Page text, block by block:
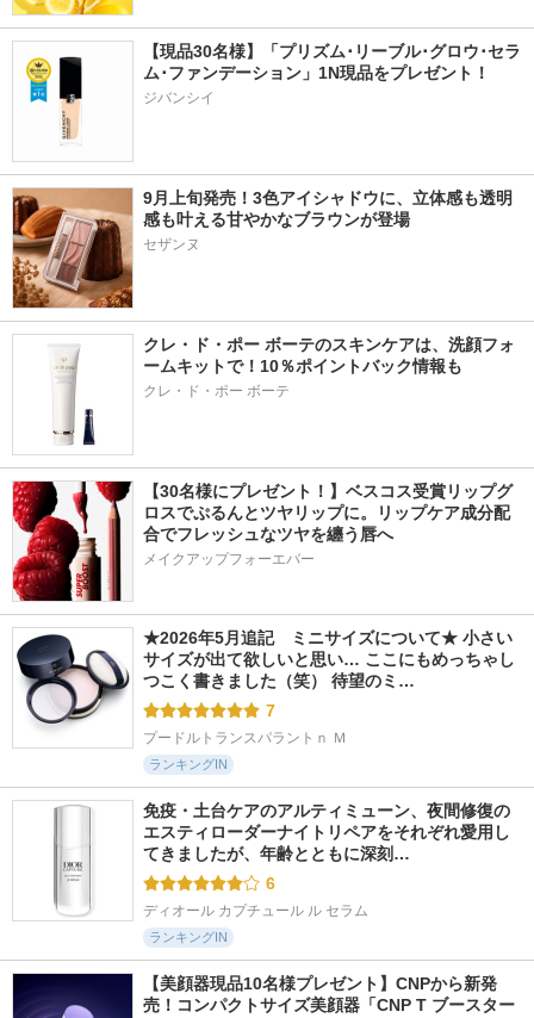
【現品30名様】「プリズム･リーブル･グロウ･セラ
ジバンシイ
9月上旬発売！3色アイシャドウに、立体感も透明
感も叶える甘やかなブラウンが登場
クレ・ド・ポー ボーテのスキンケアは、洗顔フォ
ームキットで！10％ポイントバック情報も
クレ・ド・ポー ボーテ
【30名様にプレゼント！】ベスコス受賞リップグ
ロスでぷるんとツヤリップに。リップケア成分配
合でフレッシュなツヤを纏う唇へ
メイクアップフォーエバー
★2026年5月追記　ミニサイズについて★ 小さい
サイズが出て欲しいと思い… ここにもめっちゃし
つこく書きました（笑） 待望のミ…
7
プードルトランスパラントｎ Ｍ
ランキングIN
免疫・土台ケアのアルティミューン、夜間修復の
エスティローダーナイトリペアをそれぞれ愛用し
てきましたが、年齢とともに深刻…
6
ディオール カプチュール ル セラム
ランキングIN
【美顔器現品10名様プレゼント】CNPから新発
売！コンパクトサイズ美顔器「CNP T ブースター